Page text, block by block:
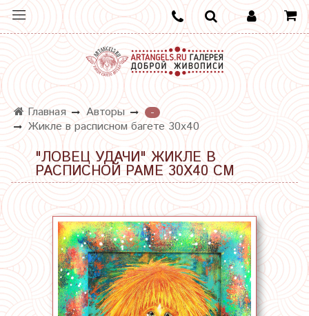
Главная Авторы
-
Жикле в расписном багете 30х40
"ЛОВЕЦ УДАЧИ" ЖИКЛЕ В
РАСПИСНОЙ РАМЕ 30Х40 СМ